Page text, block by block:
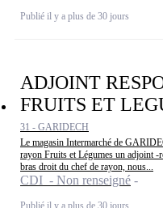
Publié il y a plus de 30 jours
ADJOINT
FRUITS ET
31 - GARIDECH
Le magasin Intermarché de
rayon Fruits et Légumes un adjoint -
bras droit du chef de rayon, nous...
CDI - Non renseigné
Publié il y a plus de 30 jours